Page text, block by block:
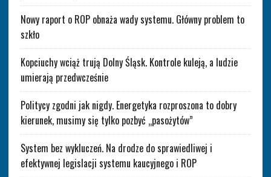
Nowy raport o ROP obnaża wady systemu. Główny problem to
szkło
Kopciuchy wciąż trują Dolny Śląsk. Kontrole kuleją, a ludzie
umierają przedwcześnie
Politycy zgodni jak nigdy. Energetyka rozproszona to dobry
kierunek, musimy się tylko pozbyć „pasożytów”
System bez wykluczeń. Na drodze do sprawiedliwej i
efektywnej legislacji systemu kaucyjnego i ROP